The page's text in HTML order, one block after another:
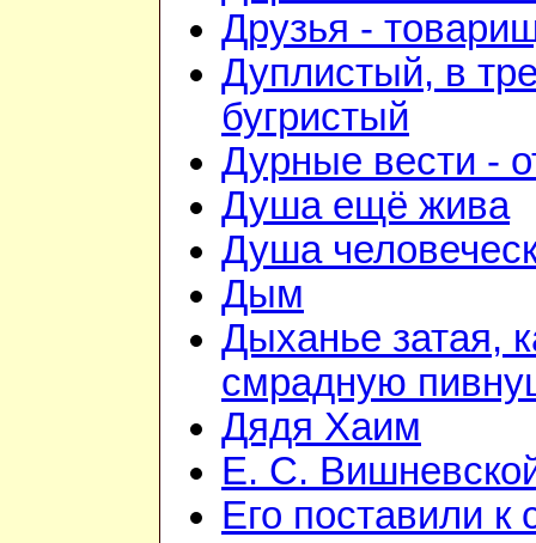
Друзья -
Дуплистый, в
бугристый
Дурные вести -
Душа ещё жива
Душа
Дым
Дыханье затая,
смрадную
Дядя Хаим
Е. С.
Его поставили к